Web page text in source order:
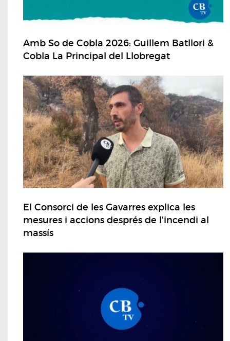
Amb So de Cobla 2026: Guillem Batllori &
Cobla La Principal del Llobregat
El Consorci de les Gavarres explica les
mesures i accions després de l'incendi al
massís